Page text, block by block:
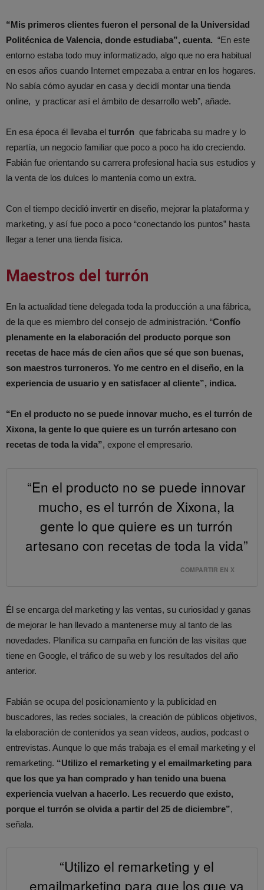
“Mis primeros clientes fueron el personal de la Universidad
Politécnica de Valencia, donde estudiaba”, cuenta. “En este
entorno estaba todo muy informatizado, algo que no era habitual
en esos años cuando Internet empezaba a entrar en los hogares.
No sabía cómo ayudar en casa y decidí montar una tienda
online, y practicar así el ámbito de desarrollo web”, añade.
En esa época él llevaba el turrón que fabricaba su madre y lo
repartía, un negocio familiar que poco a poco ha ido creciendo.
Fabián fue orientando su carrera profesional hacia sus estudios y
la venta de los dulces lo mantenía como un extra.
Con el tiempo decidió invertir en diseño, mejorar la plataforma y
marketing, y así fue poco a poco “conectando los puntos” hasta
llegar a tener una tienda física.
Maestros del turrón
En la actualidad tiene delegada toda la producción a una fábrica,
de la que es miembro del consejo de administración. “Confío
plenamente en la elaboración del producto porque son
recetas de hace más de cien años que sé que son buenas,
son maestros turroneros. Yo me centro en el diseño, en la
experiencia de usuario y en satisfacer al cliente”, indica.
“En el producto no se puede innovar mucho, es el turrón de
Xixona, la gente lo que quiere es un turrón artesano con
recetas de toda la vida”, expone el empresario.
“En el producto no se puede innovar
mucho, es el turrón de Xixona, la
gente lo que quiere es un turrón
artesano con recetas de toda la vida”
COMPARTIR EN X
Él se encarga del marketing y las ventas, su curiosidad y ganas
de mejorar le han llevado a mantenerse muy al tanto de las
novedades. Planifica su campaña en función de las visitas que
tiene en Google, el tráfico de su web y los resultados del año
anterior.
Fabián se ocupa del posicionamiento y la publicidad en
buscadores, las redes sociales, la creación de públicos objetivos,
la elaboración de contenidos ya sean vídeos, audios, podcast o
entrevistas. Aunque lo que más trabaja es el email marketing y el
remarketing. “Utilizo el remarketing y el emailmarketing para
que los que ya han comprado y han tenido una buena
experiencia vuelvan a hacerlo. Les recuerdo que existo,
porque el turrón se olvida a partir del 25 de diciembre”,
señala.
“Utilizo el remarketing y el
emailmarketing para que los que ya